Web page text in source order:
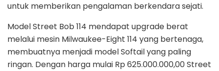
untuk memberikan pengalaman berkendara sejati.
Model Street Bob 114 mendapat upgrade berat
melalui mesin Milwaukee-Eight 114 yang bertenaga,
membuatnya menjadi model Softail yang paling
ringan. Dengan harga mulai Rp 625.000.000,00 Street